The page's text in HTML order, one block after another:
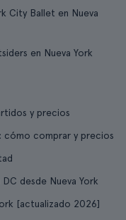
City Ballet en Nueva
en Nueva York
y precios
cómo comprar y precios
desde Nueva York
[actualizado 2026]